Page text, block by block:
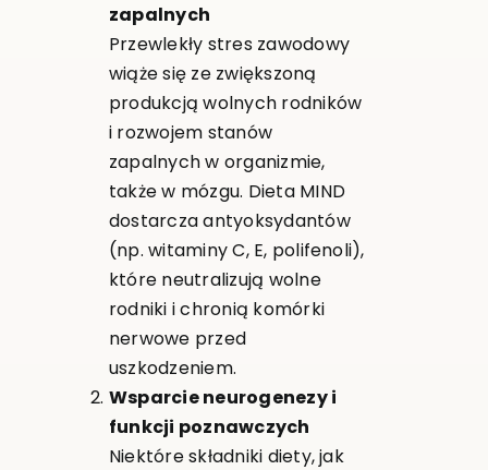
zapalnych
Przewlekły stres zawodowy
wiąże się ze zwiększoną
produkcją wolnych rodników
i rozwojem stanów
zapalnych w organizmie,
także w mózgu. Dieta MIND
dostarcza antyoksydantów
(np. witaminy C, E, polifenoli),
które neutralizują wolne
rodniki i chronią komórki
nerwowe przed
uszkodzeniem.
Wsparcie neurogenezy i
funkcji poznawczych
Niektóre składniki diety, jak